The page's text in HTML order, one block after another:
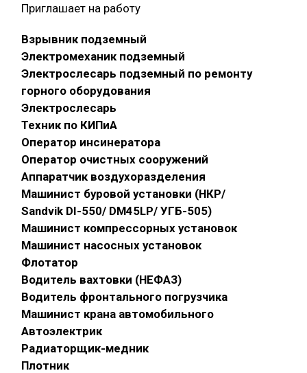
Приглашает на работу
Взрывник подземный
Электромеханик подземный
Электрослесарь подземный по ремонту
горного оборудования
Электрослесарь
Техник по КИПиА
Оператор инсинератора
Оператор очистных сооружений
Аппаратчик воздухоразделения
Машинист буровой установки (НКР/
Sandvik DI-550/ DM45LP/ УГБ-505)
Машинист компрессорных установок
Машинист насосных установок
Флотатор
Водитель вахтовки (НЕФАЗ)
Водитель фронтального погрузчика
Машинист крана автомобильного
Автоэлектрик
Радиаторщик-медник
Плотник